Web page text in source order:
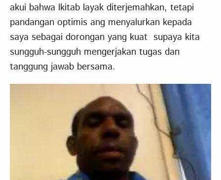
akui bahwa lkitab layak diterjemahkan, tetapi
pandangan optimis ang menyalurkan kepada
saya sebagai dorongan yang kuat supaya kita
sungguh-sungguh mengerjakan tugas dan
tanggung jawab bersama.